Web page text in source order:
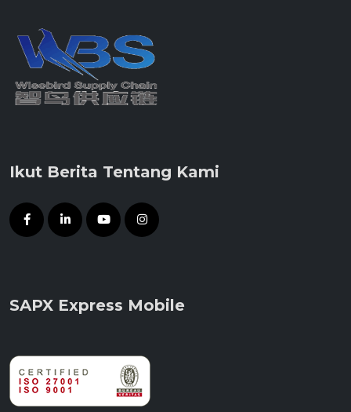
Ikut Berita Tentang Kami
SAPX Express Mobile